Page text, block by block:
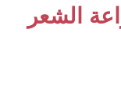
الشعر